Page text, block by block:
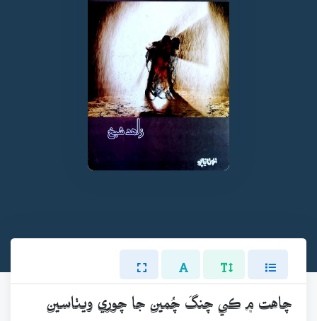
چاهت ۾ ڪي چنگَ چُمين جا چوري ويٺاسين